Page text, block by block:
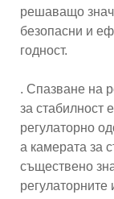
решаващо
безопасни и
годност.
. Спазване на
за стабилност
регулаторно
а камерата за
съществено
регулаторните